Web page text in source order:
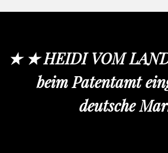
★ ★ HEIDI VOM
beim Patentamt
deutsche